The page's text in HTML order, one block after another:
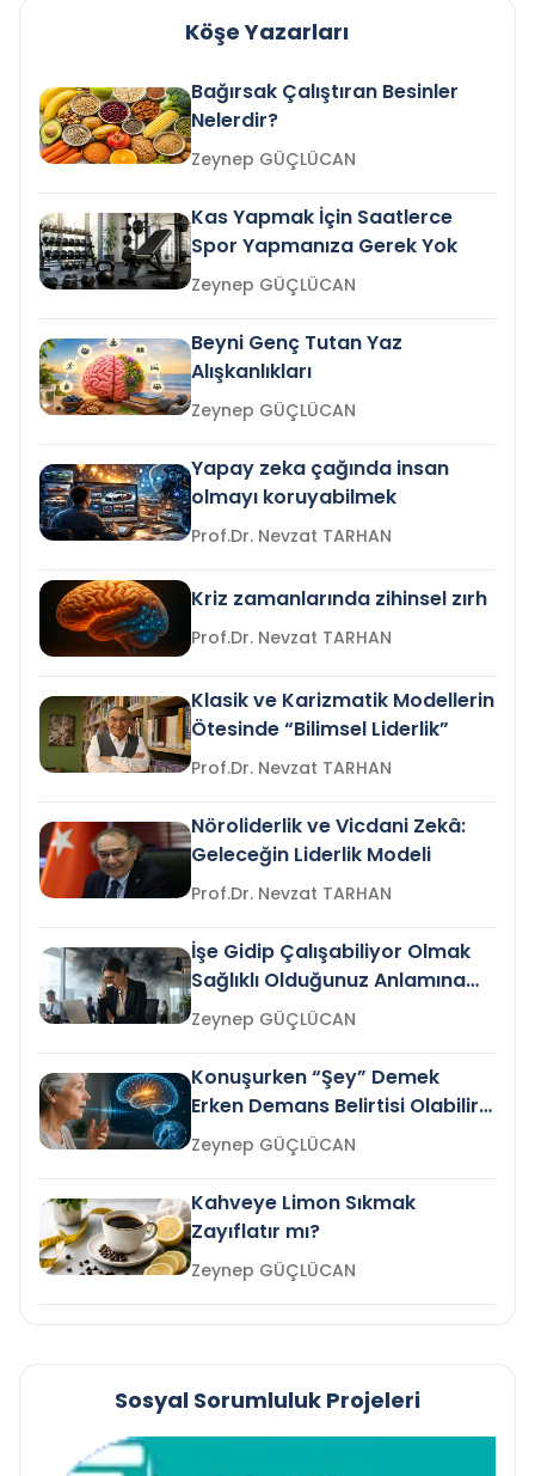
Köşe Yazarları
Bağırsak Çalıştıran Besinler
Nelerdir?
Zeynep GÜÇLÜCAN
Kas Yapmak İçin Saatlerce
Spor Yapmanıza Gerek Yok
Zeynep GÜÇLÜCAN
Beyni Genç Tutan Yaz
Alışkanlıkları
Zeynep GÜÇLÜCAN
Yapay zeka çağında insan
olmayı koruyabilmek
Prof.Dr. Nevzat TARHAN
Kriz zamanlarında zihinsel zırh
Prof.Dr. Nevzat TARHAN
Klasik ve Karizmatik Modellerin
Ötesinde “Bilimsel Liderlik”
Prof.Dr. Nevzat TARHAN
Nöroliderlik ve Vicdani Zekâ:
Geleceğin Liderlik Modeli
Prof.Dr. Nevzat TARHAN
İşe Gidip Çalışabiliyor Olmak
Sağlıklı Olduğunuz Anlamına
Gelir mi?Zeynep GÜÇLÜCAN
Konuşurken “Şey” Demek
Erken Demans Belirtisi Olabilir
mi?
Zeynep GÜÇLÜCAN
Kahveye Limon Sıkmak
Zayıflatır mı?
Zeynep GÜÇLÜCAN
Sosyal Sorumluluk Projeleri